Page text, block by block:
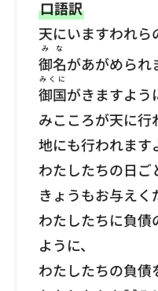
口語訳
天にいますわれら
御名
みな
があがめられ
御国
みくに
がきますよう
みこころが天に行
地にも行われます
わたしたちの日ご
きょうもお与えく
わたしたちに負債
ように、
わたしたちの負債